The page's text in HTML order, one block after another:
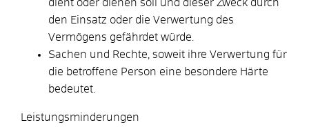
dient oder dienen soll und dieser Zweck durch
den Einsatz oder die Verwertung des
Vermögens gefährdet würde.
Sachen und Rechte, soweit ihre Verwertung für
die betroffene Person eine besondere Härte
bedeutet.
Leistungsminderungen